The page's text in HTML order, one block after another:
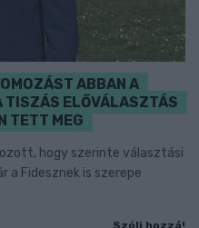
ABBAN A
TISZÁS ELŐVÁLASZTÁS
TETT MEG
hogy szerinte választási
a Fidesznek is szerepe